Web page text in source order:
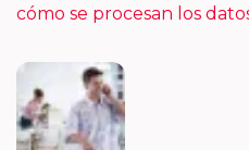
cómo se procesan los